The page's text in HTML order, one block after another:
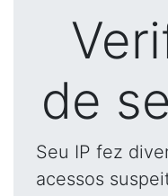
de
Seu IP fez
acessos